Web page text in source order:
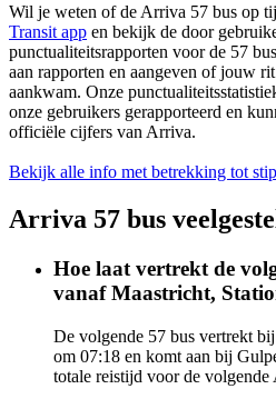
Wil je weten of de Arriva 57 bus op
Transit app en bekijk de door
punctualiteitsrapporten voor de 57
aan rapporten en aangeven of jouw
aankwam. Onze
onze gebruikers gerapporteerd en
officiële cijfers van Arriva.
Bekijk alle info met betrekking tot
Arriva 57 bus
Hoe laat vertrekt de
vanaf Maastricht,
De volgende 57 bus vertrekt
om 07:18 en komt aan bij
totale reistijd voor de volgende